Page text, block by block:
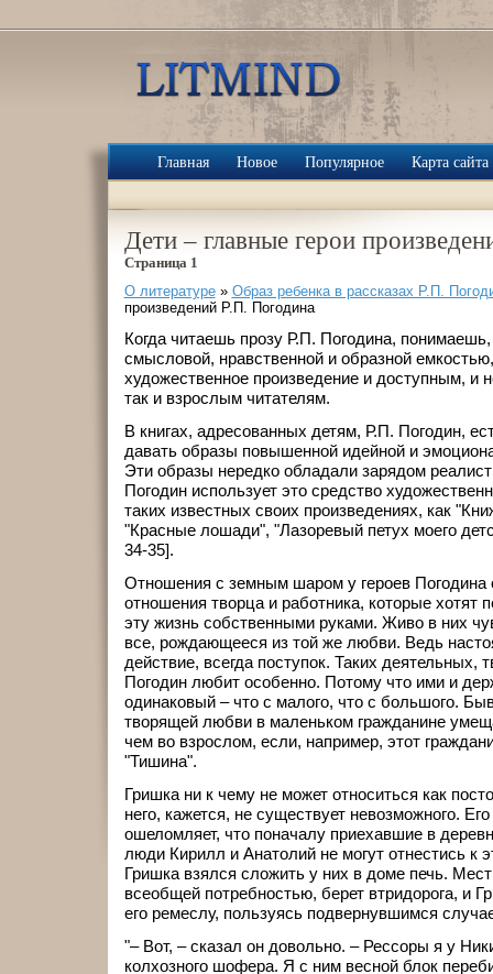
Главная Новое Популярное Карта сайта
Дети – главные герои
Страница 1
О литературе» Образ ребенка в рассказах Р.П.
произведений Р.П. Погодина
Когда читаешь прозу Р.П. Погодина, понимаешь,
смысловой, нравственной и образной
художественное произведение и доступным,
так и взрослым читателям.
В книгах, адресованных детям, Р.П. Погодин,
давать образы повышенной идейной и
Эти образы нередко обладали зарядом
Погодин использует это средство
таких известных своих произведениях, как
"Красные лошади", "Лазоревый петух моего
34-35].
Отношения с земным шаром у героев Погодина
отношения творца и работника, которые хотят
эту жизнь собственными руками. Живо в них
все, рождающееся из той же любви. Ведь
действие, всегда поступок. Таких
Погодин любит особенно. Потому что ими и
одинаковый – что с малого, что с большого.
творящей любви в маленьком гражданине
чем во взрослом, если, например, этот
"Тишина".
Гришка ни к чему не может относиться как
него, кажется, не существует невозможного.
ошеломляет, что поначалу приехавшие в
люди Кирилл и Анатолий не могут отнестись к
Гришка взялся сложить у них в доме печь.
всеобщей потребностью, берет втридорога, и
его ремеслу, пользуясь подвернувшимся
"– Вот, – сказал он довольно. – Рессоры я у
колхозного шофера. Я с ним весной блок